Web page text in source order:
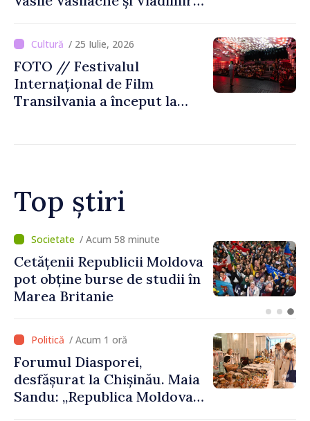
Biblioteca Națională
/ 25 Iulie, 2026
FOTO // Festivalul
Internațional de Film
Transilvania a început la
Top știri
/ Acum 32 minute
Speakerul Igor Grosu, la
Forumul Diasporei:
„Republica Moldova
săi de acasă și de peste
hotare, că merită să devină
parte a marii familii
europene”
/ Acum 1 oră
Forumul Diasporei,
desfășurat la Chișinău. Maia
Sandu: „Republica Moldova